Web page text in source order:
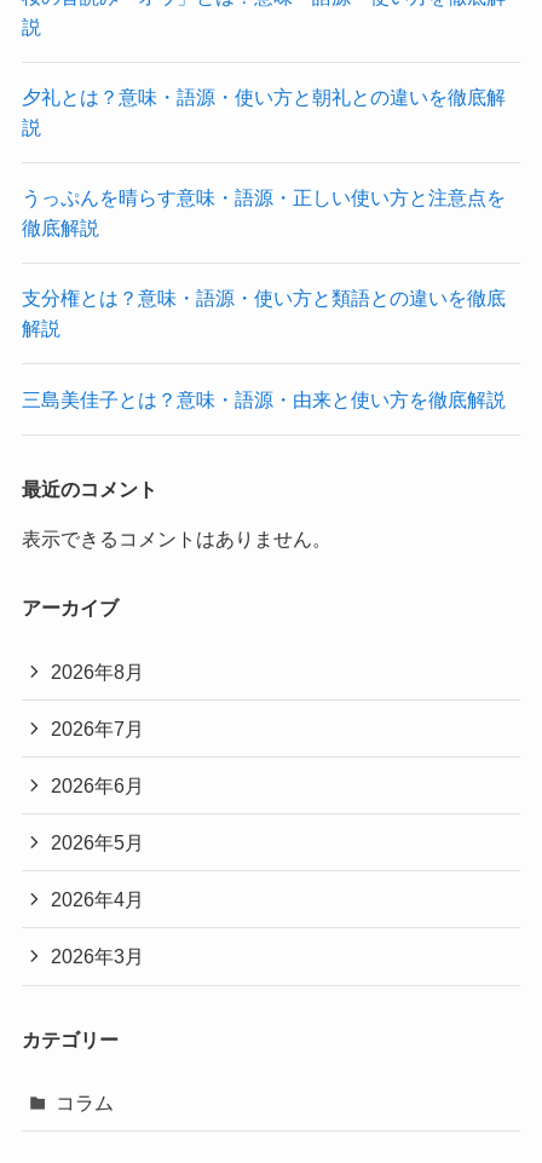
説
夕礼とは？意味・語源・使い方と朝礼との違いを徹底解
説
うっぷんを晴らす意味・語源・正しい使い方と注意点を
徹底解説
支分権とは？意味・語源・使い方と類語との違いを徹底
解説
三島美佳子とは？意味・語源・由来と使い方を徹底解説
最近のコメント
表示できるコメントはありません。
アーカイブ
2026年8月
2026年7月
2026年6月
2026年5月
2026年4月
2026年3月
カテゴリー
コラム